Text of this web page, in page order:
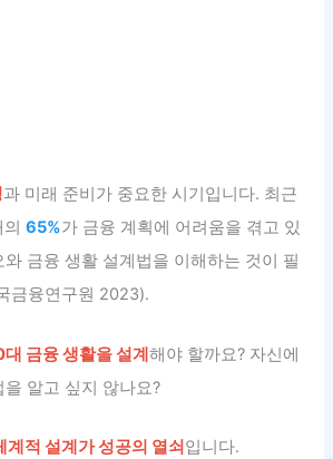
과 미래 준비가 중요한 시기입니다. 최근
의65%가 금융 계획에 어려움을 겪고 있
금융 생활 설계법을 이해하는 것이 필
금융연구원 2023).
금융 생활을 설계해야 할까요? 자신에
알고 싶지 않나요?
적 설계가 성공의 열쇠입니다.